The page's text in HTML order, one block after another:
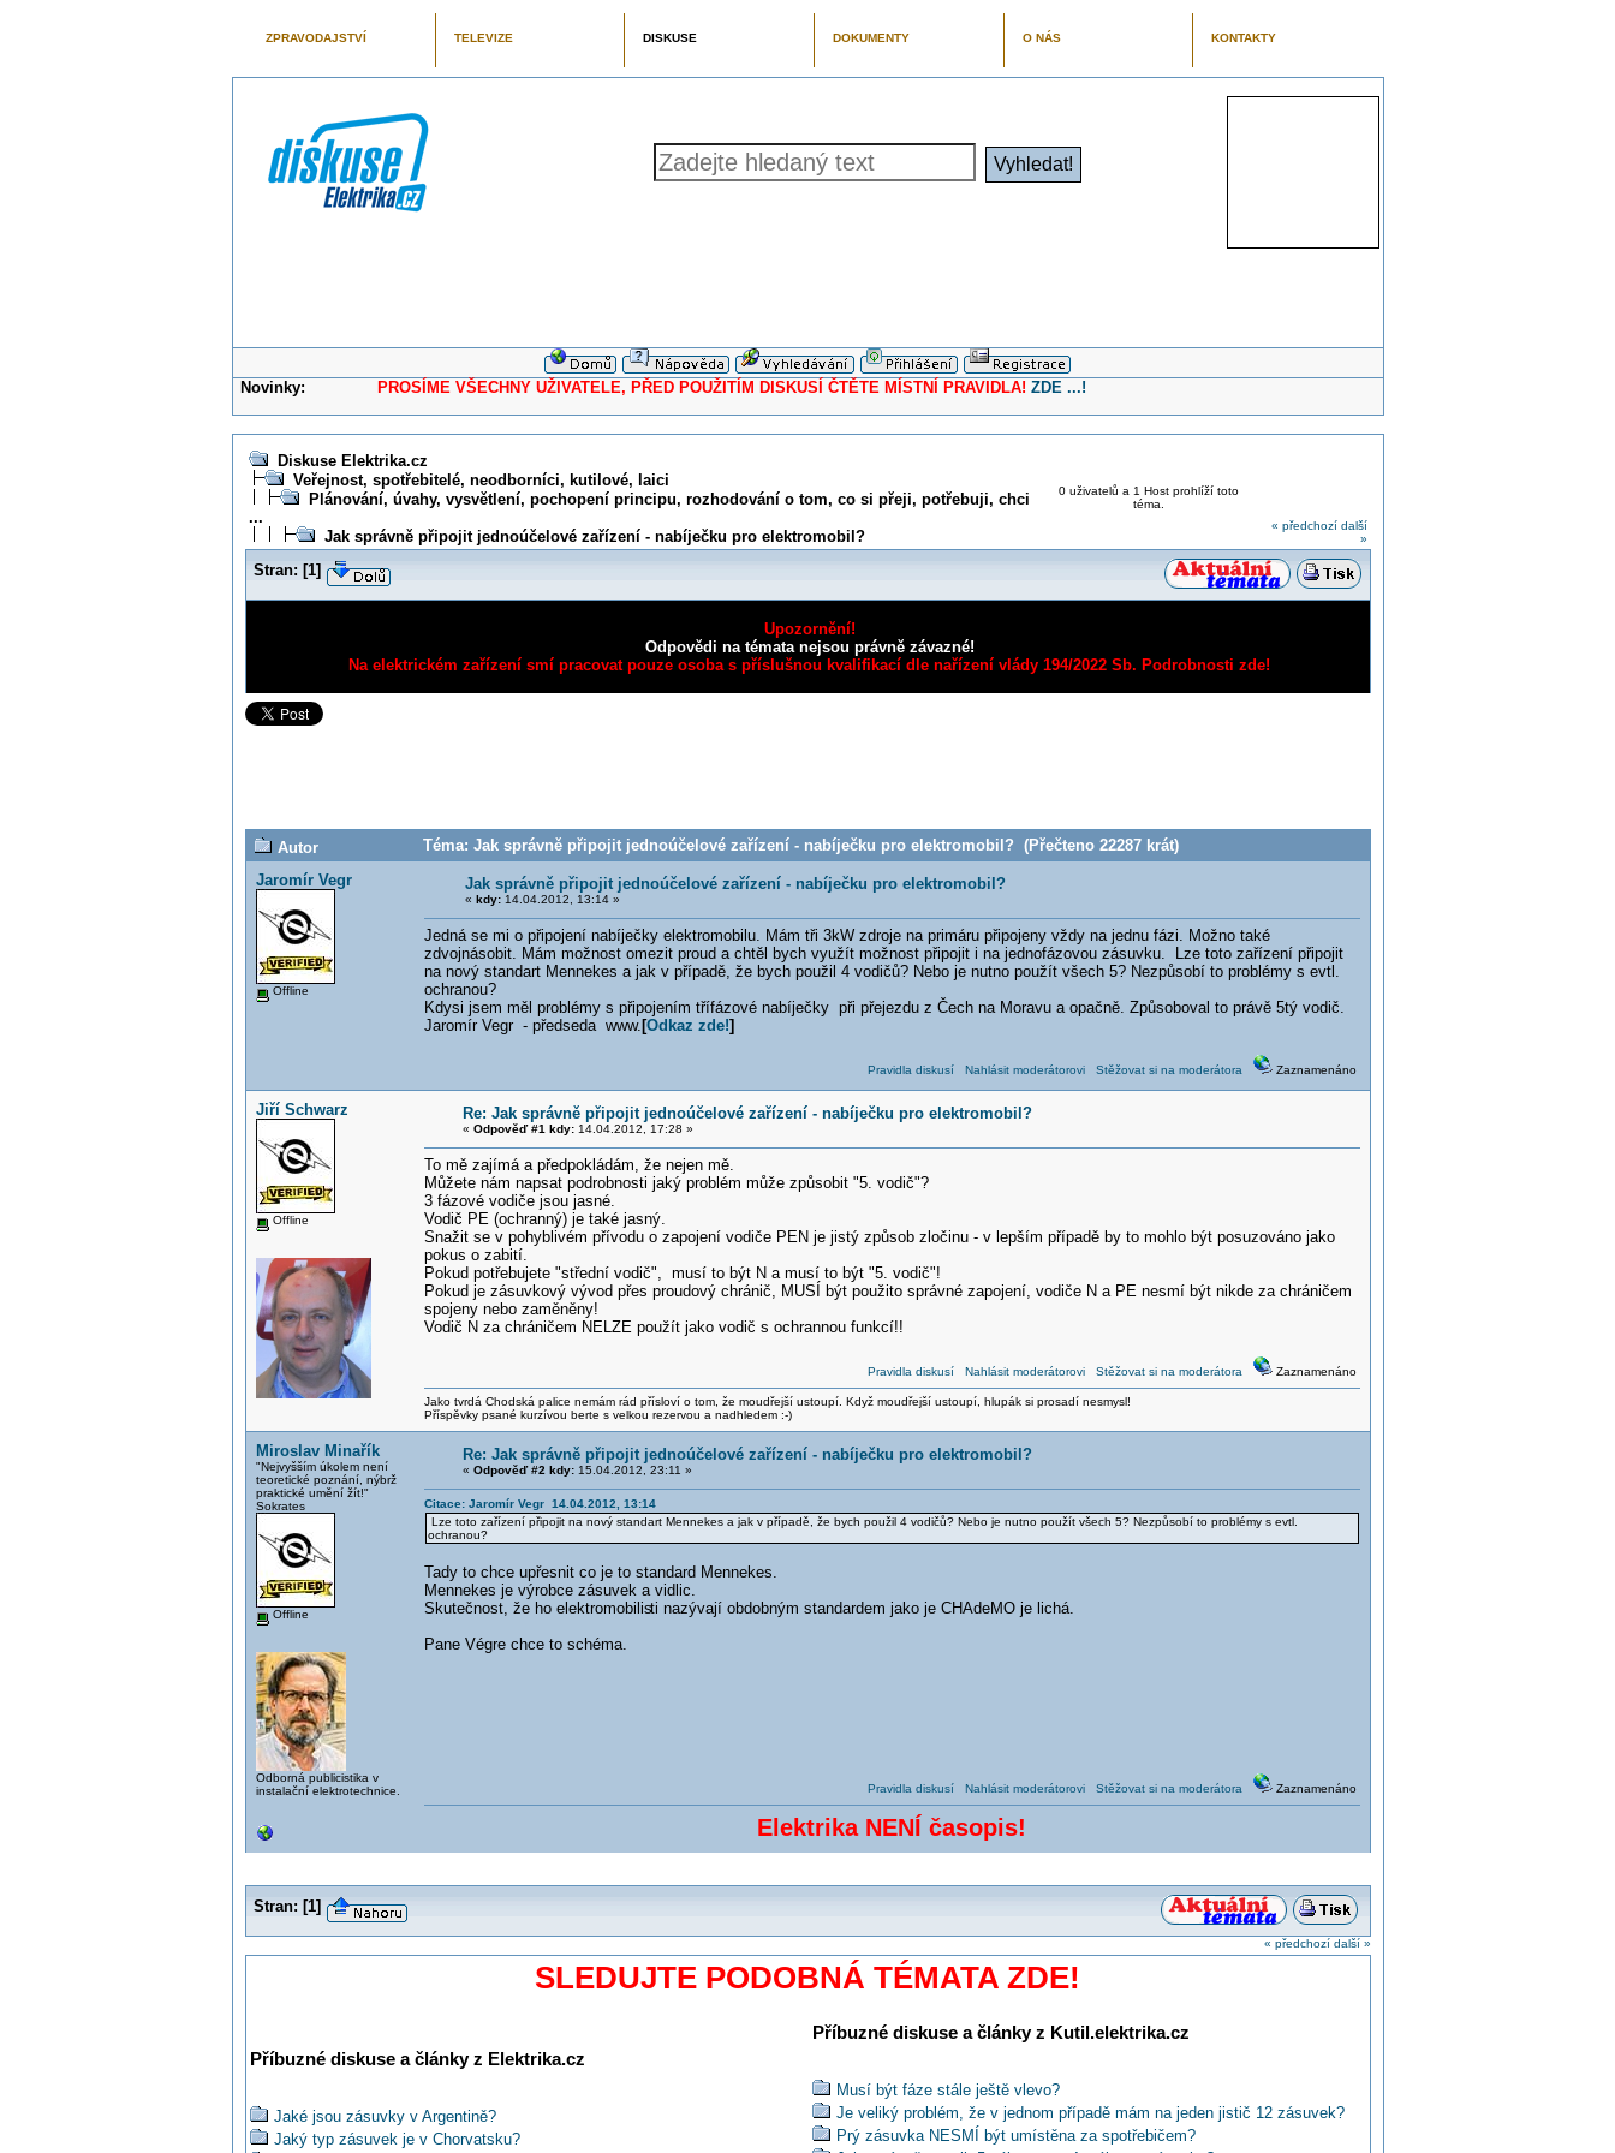
ZPRAVODAJSTVÍ TELEVIZE DISKUSE DOKUMENTY O NÁS KONTAKTY
Novinky: PROSÍME VŠECHNY UŽIVATELE, PŘED POUŽITÍM DISKUSÍ ČTĚTE MÍSTNÍ PRAVIDLA! ZDE ...!
Diskuse Elektrika.cz
Veřejnost, spotřebitelé, neodborníci, kutilové, laici
Plánování, úvahy, vysvětlení, pochopení principu, rozhodování o tom, co si přeji, potřebuji, chci
...
Jak správně připojit jednoúčelové zařízení - nabíječku pro elektromobil?
0 uživatelů a 1 Host prohlíží toto
téma.
« předchozí další
»
Stran: [1]
Upozornění!
Odpovědi na témata nejsou právně závazné!
Na elektrickém zařízení smí pracovat pouze osoba s příslušnou kvalifikací dle nařízení vlády 194/2022 Sb. Podrobnosti zde!
Autor
Téma: Jak správně připojit jednoúčelové zařízení - nabíječku pro elektromobil? (Přečteno 22287 krát)
Jaromír Vegr
Offline
Jak správně připojit jednoúčelové zařízení - nabíječku pro elektromobil?
« kdy:14.04.2012, 13:14 »
Jedná se mi o připojení nabíječky elektromobilu. Mám tři 3kW zdroje na primáru připojeny vždy na jednu fázi. Možno také
zdvojnásobit. Mám možnost omezit proud a chtěl bych využít možnost připojit i na jednofázovou zásuvku. Lze toto zařízení připojit
na nový standart Mennekes a jak v případě, že bych použil 4 vodičů? Nebo je nutno použít všech 5? Nezpůsobí to problémy s evtl.
ochranou?
Kdysi jsem měl problémy s připojením třífázové nabíječky při přejezdu z Čech na Moravu a opačně. Způsoboval to právě 5tý vodič.
Jaromír Vegr - předseda www. [Odkaz zde!]
Pravidla diskusí Nahlásit moderátorovi Stěžovat si na moderátora Zaznamenáno
Jiří Schwarz
Offline
Re: Jak správně připojit jednoúčelové zařízení - nabíječku pro elektromobil?
« Odpověď #1 kdy:14.04.2012, 17:28 »
To mě zajímá a předpokládám, že nejen mě.
Můžete nám napsat podrobnosti jaký problém může způsobit "5. vodič"?
3 fázové vodiče jsou jasné.
Vodič PE (ochranný) je také jasný.
Snažit se v pohyblivém přívodu o zapojení vodiče PEN je jistý způsob zločinu - v lepším případě by to mohlo být posuzováno jako
pokus o zabití.
Pokud potřebujete "střední vodič", musí to být N a musí to být "5. vodič"!
Pokud je zásuvkový vývod přes proudový chránič, MUSÍ být použito správné zapojení, vodiče N a PE nesmí být nikde za chráničem
spojeny nebo zaměněny!
Vodič N za chráničem NELZE použít jako vodič s ochrannou funkcí!!
Pravidla diskusí Nahlásit moderátorovi Stěžovat si na moderátora Zaznamenáno
Jako tvrdá Chodská palice nemám rád přísloví o tom, že moudřejší ustoupí. Když moudřejší ustoupí, hlupák si prosadí nesmysl!
Příspěvky psané kurzívou berte s velkou rezervou a nadhledem :-)
Miroslav Minařík
"Nejvyšším úkolem není
teoretické poznání, nýbrž
praktické umění žít!"
Sokrates
Offline
Odborná publicistika v
instalační elektrotechnice.
Re: Jak správně připojit jednoúčelové zařízení - nabíječku pro elektromobil?
« Odpověď #2 kdy:15.04.2012, 23:11 »
Citace: Jaromír Vegr 14.04.2012, 13:14
Lze toto zařízení připojit na nový standart Mennekes a jak v případě, že bych použil 4 vodičů? Nebo je nutno použít všech 5? Nezpůsobí to problémy s evtl.
ochranou?
Tady to chce upřesnit co je to standard Mennekes.
Mennekes je výrobce zásuvek a vidlic.
Skutečnost, že ho elektromobilisti nazývají obdobným standardem jako je CHAdeMO je lichá.
Pane Végre chce to schéma.
Pravidla diskusí Nahlásit moderátorovi Stěžovat si na moderátora Zaznamenáno
Elektrika NENÍ časopis!
Stran: [1]
« předchozí další »
SLEDUJTE PODOBNÁ TÉMATA ZDE!
Příbuzné diskuse a články z Elektrika.cz
Jaké jsou zásuvky v Argentině?
Jaký typ zásuvek je v Chorvatsku?
Příbuzné diskuse a články z Kutil.elektrika.cz
Musí být fáze stále ještě vlevo?
Je veliký problém, že v jednom případě mám na jeden jistič 12 zásuvek?
Prý zásuvka NESMÍ být umístěna za spotřebičem?